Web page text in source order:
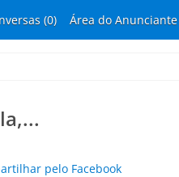
(0) Área do Anunciante
pelo Facebook